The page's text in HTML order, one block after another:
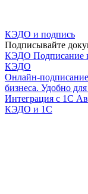
КЭДО и подпись
Подписывайте
КЭДО Подписание
КЭДО
Онлайн-
бизнеса. Удобно
Интеграция с 1С
КЭДО и 1С